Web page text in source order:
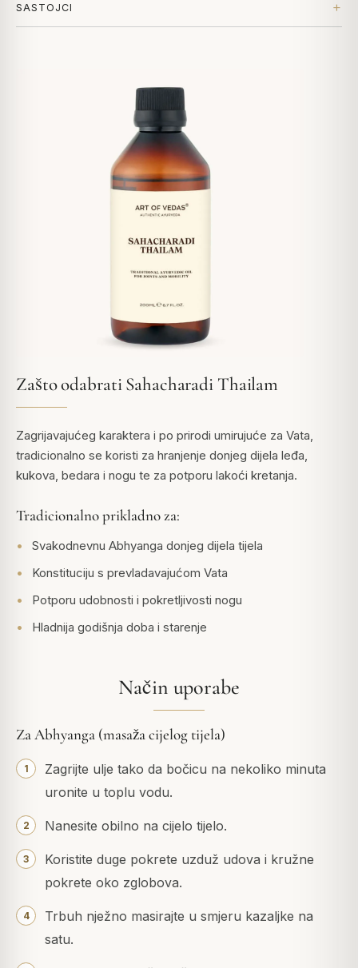
SASTOJCI
Zašto odabrati Sahacharadi Thailam
Zagrijavajućeg karaktera i po prirodi umirujuće za Vata,
tradicionalno se koristi za hranjenje donjeg dijela leđa,
kukova, bedara i nogu te za potporu lakoći kretanja.
Tradicionalno prikladno za:
Svakodnevnu Abhyanga donjeg dijela tijela
Konstituciju s prevladavajućom Vata
Potporu udobnosti i pokretljivosti nogu
Hladnija godišnja doba i starenje
Način uporabe
Za Abhyanga (masaža cijelog tijela)
Zagrijte ulje tako da bočicu na nekoliko minuta
uronite u toplu vodu.
Nanesite obilno na cijelo tijelo.
Koristite duge pokrete uzduž udova i kružne
pokrete oko zglobova.
Trbuh nježno masirajte u smjeru kazaljke na
satu.